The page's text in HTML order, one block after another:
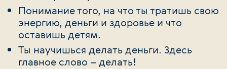
Понимание того, на что ты тратишь свою
энергию, деньги и здоровье и что
оставишь детям.
Ты научишься делать деньги. Здесь
главное слово – делать!